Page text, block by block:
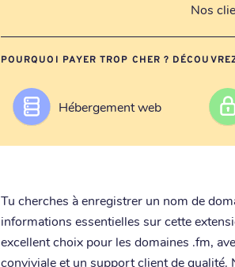
Nos
POURQUOI PAYER TROP CHER ?
Hébergement web
Tu cherches à enregistrer un nom de
informations essentielles sur cette
excellent choix pour les domaines .fm,
conviviale et un support client de